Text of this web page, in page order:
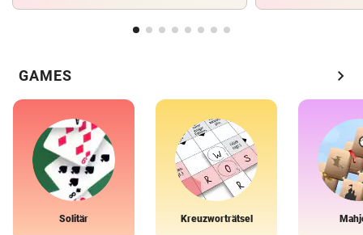
GAMES chevron_right
Solitär Kreuzworträtsel